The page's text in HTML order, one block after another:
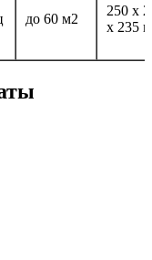
до 60 м2
250 х
х 235